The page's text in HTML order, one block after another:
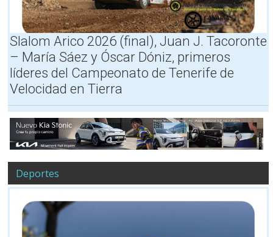
T
R
A
M
O
S
y
H
O
R
A
R
I
O
S
,
H
O
R
A
R
O
S
,
M
A
P
S
v
o
C
U
P
R
A
A
V
A
L
Slalom Arico 2026 (final), Juan J. Tacoronte
– María Sáez y Óscar Dóniz, primeros
líderes del Campeonato de Tenerife de
Velocidad en Tierra
Deportes